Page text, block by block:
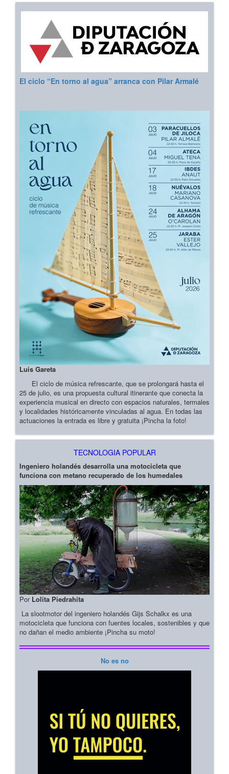
El ciclo “En torno al agua” arranca con Pilar Armalé
Luis Gareta
El ciclo de música refrescante, que se prolongará hasta el
25 de julio, es una propuesta cultural itinerante que conecta la
experiencia musical en directo con espacios naturales, termales
y localidades históricamente vinculadas al agua. En todas las
actuaciones la entrada es libre y gratuita ¡Pincha la foto!
TECNOLOGIA POPULAR
Ingeniero holandés desarrolla una motocicleta que
funciona con metano recuperado de los humedales
Por Lolita Piedrahita
La slootmotor del ingeniero holandés Gijs Schalkx es una
motocicleta que funciona con fuentes locales, sostenibles y que
no dañan el medio ambiente ¡Pincha su moto!
No es no